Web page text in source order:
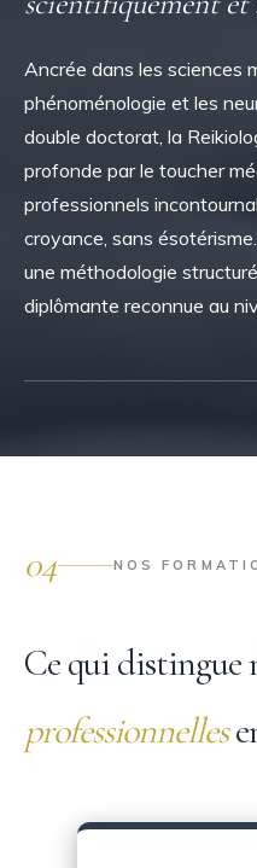
Ancrée dans les sciences
phénoménologie et les
double doctorat, la
profonde par le toucher
professionnels
croyance, sans
une méthodologie
diplômante reconnue au
04 NOS
Ce qui distingue
professionnelles